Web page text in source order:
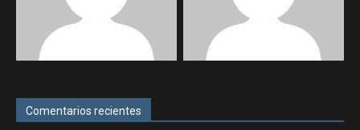
Comentarios recientes